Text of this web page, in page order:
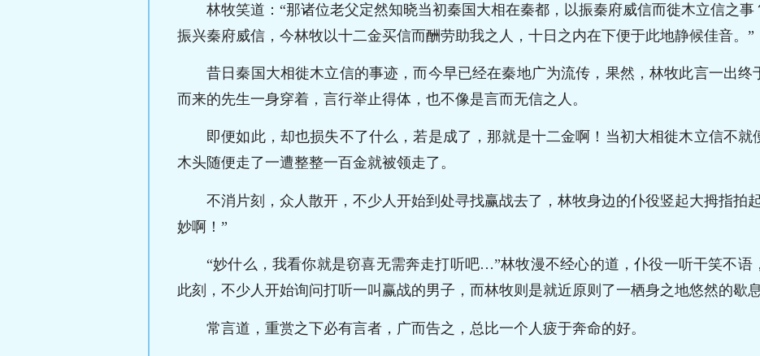
林牧笑道：“那诸位老父定然知晓当初秦国大相在秦都，以振秦府威信而徙木立信之
振兴秦府威信，今林牧以十二金买信而酬劳助我之人，十日之内在下便于此地静候佳音。”
昔日秦国大相徙木立信的事迹，而今早已经在秦地广为流传，果然，林牧此言一出终
而来的先生一身穿着，言行举止得体，也不像是言而无信之人。
即便如此，却也损失不了什么，若是成了，那就是十二金啊！当初大相徙木立信不就
木头随便走了一遭整整一百金就被领走了。
不消片刻，众人散开，不少人开始到处寻找赢战去了，林牧身边的仆役竖起大拇指拍
妙啊！”
“妙什么，我看你就是窃喜无需奔走打听吧…”林牧漫不经心的道，仆役一听干笑不语
此刻，不少人开始询问打听一叫赢战的男子，而林牧则是就近原则了一栖身之地悠然的歇息
常言道，重赏之下必有言者，广而告之，总比一个人疲于奔命的好。